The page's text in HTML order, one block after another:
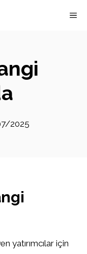
2025
yatırımcılar için